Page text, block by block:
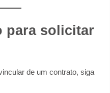
para solicitar
de um contrato, siga